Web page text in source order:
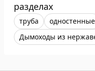
разделах
труба
одностенные
Дымоходы из